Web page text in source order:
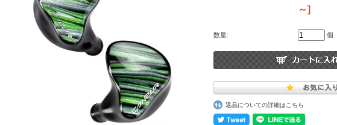
～]
数量: 個
返品についての詳細はこちら